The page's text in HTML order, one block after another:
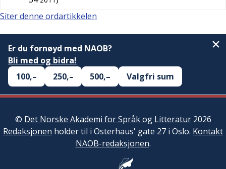
Siter denne ordartikkelen
Er du fornøyd med NAOB?
Bli med og bidra!
100,–
250,– 500,– Valgfri sum
© Det Norske Akademi for Språk og Litteratur2026
Redaksjonen holder til i Osterhaus' gate 27 i Oslo. Kontakt
NAOB-redaksjonen.